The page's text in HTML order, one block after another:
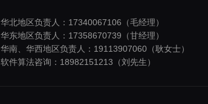
华北地区负责人：17340067106（毛经理）
华东地区负责人：17358670739（甘经理）
华南、华西地区负责人：19113907060（耿女士）
软件算法咨询：18982151213（刘先生）